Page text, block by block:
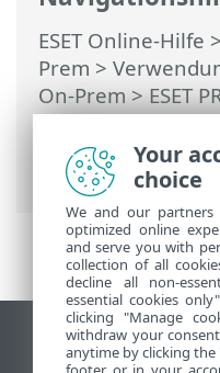
ESET Online-Hilfe >
Prem >
On-Prem>ESET
Hauptmenü>
Peerzertifikate>
Meldung und
Desktop-Site
Your
choice
We and our
optimized online
and serve you with
collection of all
decline all non-
essential cookies
clicking "Manage
withdraw your
anytime by clicking